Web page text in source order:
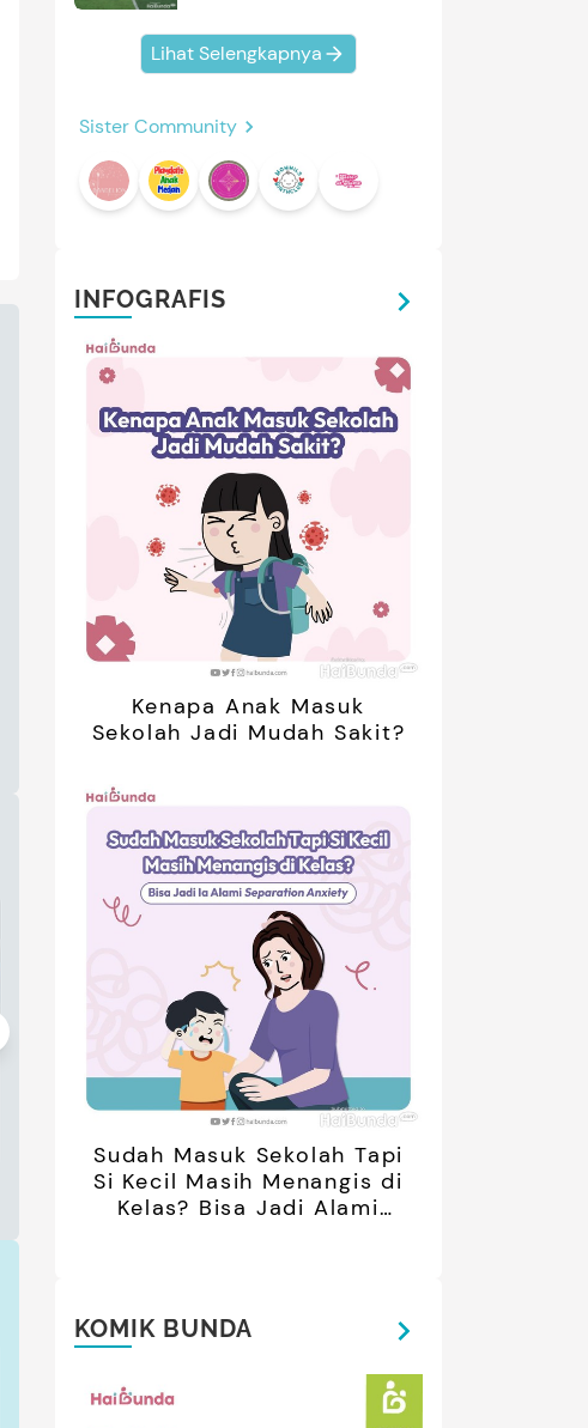
Rekomendasi
Produk
Nama Bayi
Anak Bosan Saat Libur? Coba 7
Mainan Tanpa Gadget Ini!
01:20
Deretan Artis yang Menetap di
Luar Negeri Usai Menikah, Intip
5 Potret Kedekatan Alyssa
Daguise Bersama Ayahanda
asal Prancis, Dipuji Tampan
oleh Netizen
Kompak Banget!
Lihat Selengkapnya
Sister Community
INFOGRAFIS
Kenapa Anak Masuk
Sekolah Jadi Mudah Sakit?
Sudah Masuk Sekolah Tapi
Si Kecil Masih Menangis di
Kelas? Bisa Jadi Alami
KOMIK BUNDA